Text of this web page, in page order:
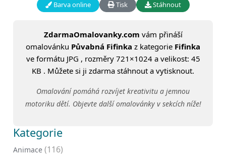
Barva online Tisk Stáhnout
ZdarmaOmalovanky.com vám přináší
omalovánku Půvabná Fifinka z kategorie Fifinka
ve formátu JPG , rozměry 721×1024 a velikost: 45
KB . Můžete si ji zdarma stáhnout a vytisknout.
Omalování pomáhá rozvíjet kreativitu a jemnou
motoriku dětí. Objevte další omalovánky v sekcích níže!
Kategorie
Animace (116)